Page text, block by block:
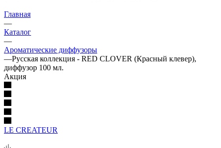
Главная
—
Каталог
—
Ароматические диффузоры
—Русская коллекция - RED CLOVER (Красный клевер),
диффузор 100 мл.
Акция
LE CREATEUR